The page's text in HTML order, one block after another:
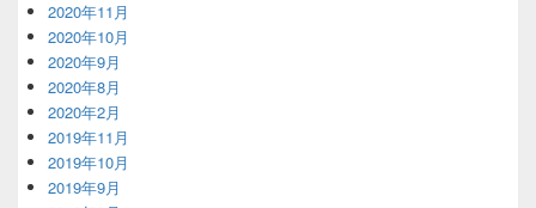
2020年11月
2020年10月
2020年9月
2020年8月
2020年2月
2019年11月
2019年10月
2019年9月